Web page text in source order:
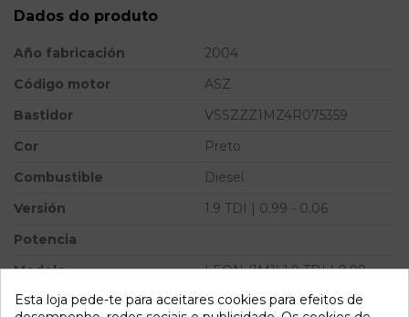
Dados do produto
Año fabricación
2004
Código motor
ASZ
Bastidor
VSSZZZ1MZ4R075359
Cor
Preto
Combustible
Diesel
Versión
1.9 TDI | 0.99 - 0.06
Potencia
Modelo
LEON (1M1) 1.9 TDI | 0.99 -
Esta loja pede-te para aceitares cookies para efeitos de